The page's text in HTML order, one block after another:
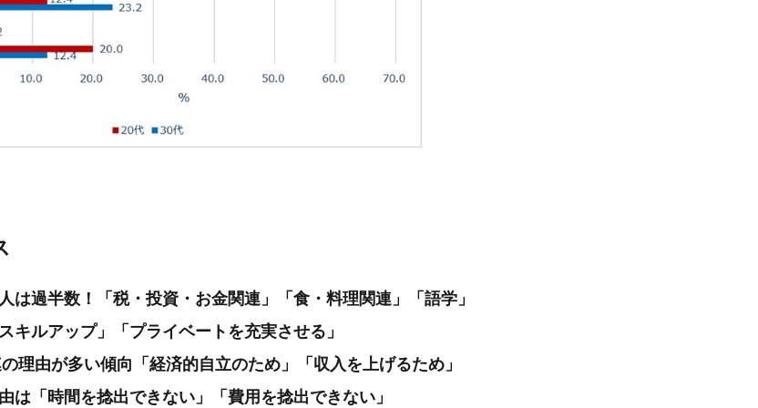
は過半数！「税・投資・お金関連」「食・料理関連」「語学」
キルアップ」「プライベートを充実させる」
理由が多い傾向「経済的自立のため」「収入を上げるため」
は「時間を捻出できない」「費用を捻出できない」